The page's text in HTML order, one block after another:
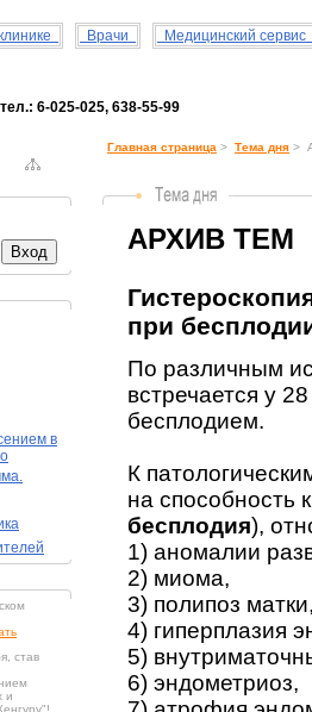
Врачи Медицинский сервис
6-025-025, 638-55-99
в
став
и
Главная страница > Тема дня >
АРХИВ ТЕМ
при
По различным
встречается у
бесплодием.
К
на способность
бесплодия),
1) аномалии
2) миома,
3) полипоз
4) гиперплазия
5)
6) эндометриоз,